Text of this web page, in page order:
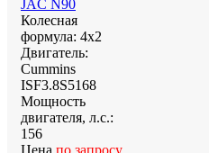
JAC N90
Колесная
формула: 4х2
Двигатель:
Cummins
ISF3.8S5168
Мощность
двигателя, л.с.:
156
Цена по запросу